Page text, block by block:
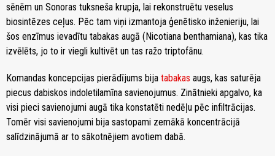
sēnēm un Sonoras tuksneša krupja, lai rekonstruētu veselus
biosintēzes ceļus. Pēc tam viņi izmantoja ģenētisko inženieriju, lai
šos enzīmus ievadītu tabakas augā (Nicotiana benthamiana), kas tika
izvēlēts, jo to ir viegli kultivēt un tas ražo triptofānu.
Komandas koncepcijas pierādījums bija tabakas augs, kas saturēja
piecus dabiskos indoletilamīna savienojumus. Zinātnieki apgalvo, ka
visi pieci savienojumi augā tika konstatēti nedēļu pēc infiltrācijas.
Tomēr visi savienojumi bija sastopami zemākā koncentrācijā
salīdzinājumā ar to sākotnējiem avotiem dabā.